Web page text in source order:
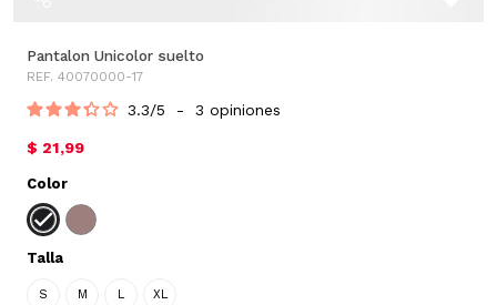
Pantalon Unicolor suelto
REF. 40070000-17
3.3/5 - 3 opiniones
$ 21,99
Color
Talla
S M L XL